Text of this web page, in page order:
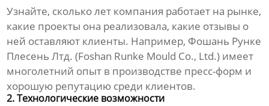
Узнайте, сколько лет компания работает на рынке,
какие проекты она реализовала, какие отзывы о
ней оставляют клиенты. Например, Фошань Рунке
Плесень Лтд. (Foshan Runke Mould Co., Ltd.) имеет
многолетний опыт в производстве пресс-форм и
хорошую репутацию среди клиентов.
2. Технологические возможности